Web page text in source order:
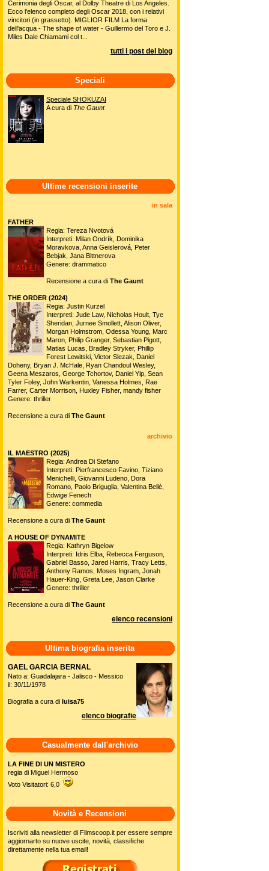
Cerimonia degli Oscar, al Dolby Theatre di Los Angeles.
Ecco l'elenco completo degli Oscar 2018, con i relativi
vincitori (in grassetto). MIGLIOR FILM La forma
dell'acqua - The shape of water - Guillermo del Toro e J.
Miles Dale Chiamami col t...
tutti i post del blog
Speciali
Speciale SHOKUZAI
A cura di The Gaunt
Ultime recensioni inserite
in sala
FATHER
Regia: Tereza Nvotová
Interpreti: Milan Ondrík, Dominika
Moravkova, Anna Geislerová, Peter
Bebjak, Jana Bittnerova
Genere: drammatico
Recensione a cura di The Gaunt
THE ORDER (2024)
Regia: Justin Kurzel
Interpreti: Jude Law, Nicholas Hoult, Tye
Sheridan, Jurnee Smollett, Alison Oliver,
Morgan Holmstrom, Odessa Young, Marc
Maron, Philip Granger, Sebastian Pigott,
Matias Lucas, Bradley Stryker, Phillip
Forest Lewitski, Victor Slezak, Daniel
Doheny, Bryan J. McHale, Ryan Chandoul Wesley,
Geena Meszaros, George Tchortov, Daniel Yip, Sean
Tyler Foley, John Warkentin, Vanessa Holmes, Rae
Farrer, Carter Morrison, Huxley Fisher, mandy fisher
Genere: thriller
Recensione a cura di The Gaunt
archivio
IL MAESTRO (2025)
Regia: Andrea Di Stefano
Interpreti: Pierfrancesco Favino, Tiziano
Menichelli, Giovanni Ludeno, Dora
Romano, Paolo Briguglia, Valentina Bellè,
Edwige Fenech
Genere: commedia
Recensione a cura di The Gaunt
A HOUSE OF DYNAMITE
Regia: Kathryn Bigelow
Interpreti: Idris Elba, Rebecca Ferguson,
Gabriel Basso, Jared Harris, Tracy Letts,
Anthony Ramos, Moses Ingram, Jonah
Hauer-King, Greta Lee, Jason Clarke
Genere: thriller
Recensione a cura di The Gaunt
elenco recensioni
Ultima biografia inserita
GAEL GARCIA BERNAL
Nato a: Guadalajara - Jalisco - Messico
il: 30/11/1978
Biografia a cura di luisa75
elenco biografie
Casualmente dall'archivio
LA FINE DI UN MISTERO
regia di Miguel Hermoso
Voto Visitatori: 6,0
Novità e Recensioni
Iscriviti alla newsletter di Filmscoop.it per essere sempre
aggiornarto su nuove uscite, novità, classifiche
direttamente nella tua email!